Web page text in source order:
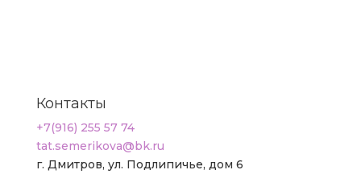
Контакты
+7(916) 255 57 74
tat.semerikova@bk.ru
г. Дмитров, ул. Подлипичье, дом 6